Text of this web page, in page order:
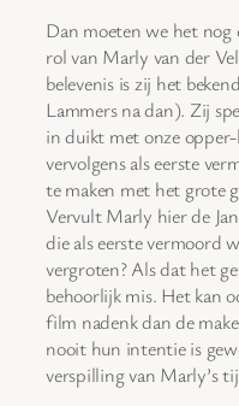
Dan moeten we het nog
rol van Marly van der
belevenis is zij het
Lammers na dan). Zij
in duikt met onze
vervolgens als eerste
te maken met het grote
Vervult Marly hier de
die als eerste vermoord
vergroten? Als dat het
behoorlijk mis. Het kan
film nadenk dan de
nooit hun intentie is
verspilling van Marly’s